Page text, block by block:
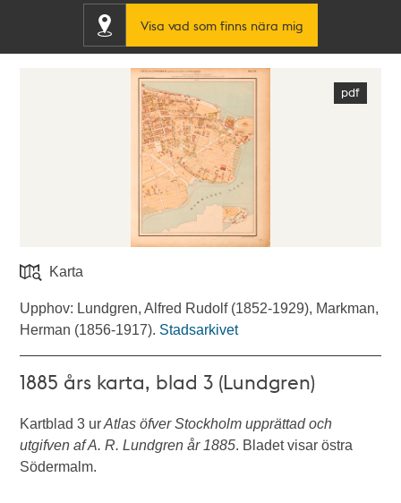
Visa vad som finns nära mig
Karta
Upphov: Lundgren, Alfred Rudolf (1852-1929), Markman,
Herman (1856-1917). Stadsarkivet
1885 års karta, blad 3 (Lundgren)
Kartblad 3 urAtlas öfver Stockholm upprättad och
utgifven af A. R. Lundgren år 1885. Bladet visar östra
Södermalm.